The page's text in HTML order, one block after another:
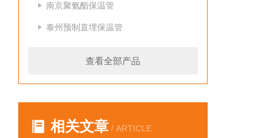
南京聚氨酯保温管
泰州预制直埋保温管
查看全部产品
相关文章 / ARTICLE